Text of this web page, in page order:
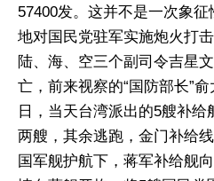
57400发。这并不是一次象
地对国民党驻军实施炮火打
陆、海、空三个副司令吉星
亡，前来视察的“国防部长”
日，当天台湾派出的5艘补
两艘，其余逃跑，金门补给
国军舰护航下，蒋军补给舰